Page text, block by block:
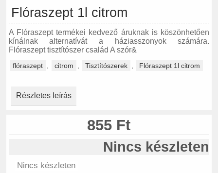
Flóraszept 1l citrom
A Flóraszept termékei kedvező áruknak is köszönhetően
kínálnak alternatívát a háziasszonyok számára.
Flóraszept tisztítószer család A szór&
flóraszept citrom Tisztítószerek Flóraszept 1l citrom
Részletes leírás
855 Ft
Nincs készleten
Nincs készleten